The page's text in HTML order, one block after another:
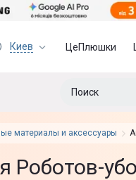
Киев ЦеПлюшки
материалы и аксессуары
Роботов-